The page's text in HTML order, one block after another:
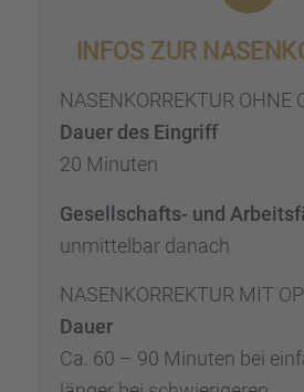
INFOS ZUR
NASENKORREKTUR OHNE
Dauer des Eingriff
20 Minuten
Gesell­schafts- und
unmit­tel­bar danach
NASENKORREKTUR MIT OP
Dauer
Ca. 60 – 90 Minuten bei